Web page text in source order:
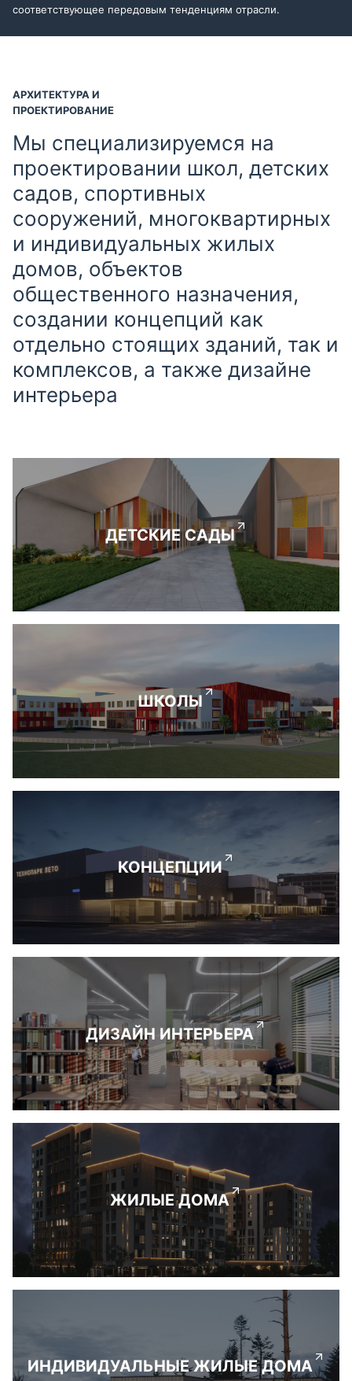
соответствующее передовым тенденциям отрасли.
АРХИТЕКТУРА И
ПРОЕКТИРОВАНИЕ
Мы специализируемся на
проектировании школ, детских
садов, спортивных
сооружений, многоквартирных
и индивидуальных жилых
домов, объектов
общественного назначения,
создании концепций как
отдельно стоящих зданий, так и
комплексов, а также дизайне
интерьера
ДЕТСКИЕ САДЫ
ШКОЛЫ
КОНЦЕПЦИИ
ДИЗАЙН ИНТЕРЬЕРА
ЖИЛЫЕ ДОМА
ИНДИВИДУАЛЬНЫЕ ЖИЛЫЕ ДОМА